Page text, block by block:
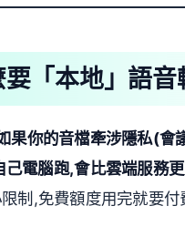
要「本地」語音
果你的音檔牽涉隱私(會
己電腦跑,會比雲端服務
制,免費額度用完就要